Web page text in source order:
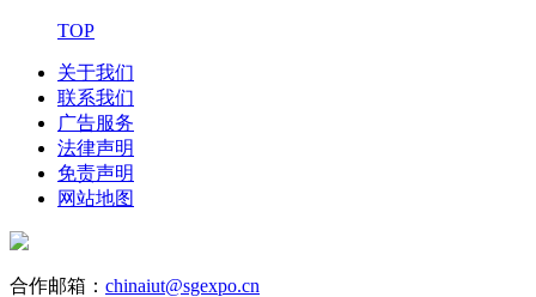
TOP
关于我们
联系我们
广告服务
法律声明
免责声明
网站地图
合作邮箱： chinaiut@sgexpo.cn